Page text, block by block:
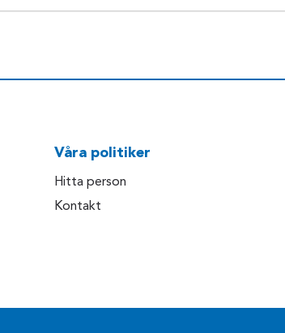
Våra politiker
Hitta person
Kontakt